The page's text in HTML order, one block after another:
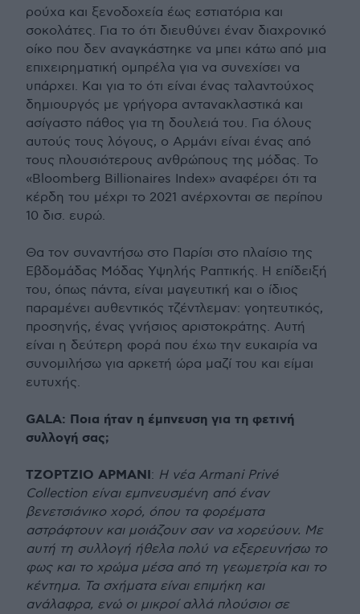
ρούχα και ξενοδοχεία έως εστιατόρια και
σοκολάτες. Για το ότι διευθύνει έναν διαχρονικό
οίκο που δεν αναγκάστηκε να μπει κάτω από μια
επιχειρηματική ομπρέλα για να συνεχίσει να
υπάρχει. Και για το ότι είναι ένας ταλαντούχος
δημιουργός με γρήγορα αντανακλαστικά και
ασίγαστο πάθος για τη δουλειά του. Για όλους
αυτούς τους λόγους, ο Αρμάνι είναι ένας από
τους πλουσιότερους ανθρώπους της μόδας. Το
«Bloomberg Billionaires Index» αναφέρει ότι τα
κέρδη του μέχρι το 2021 ανέρχονται σε περίπου
10 δισ. ευρώ.
Θα τον συναντήσω στο Παρίσι στο πλαίσιο της
Εβδομάδας Μόδας Υψηλής Ραπτικής. Η επίδειξή
του, όπως πάντα, είναι μαγευτική και ο ίδιος
παραμένει αυθεντικός τζέντλεμαν: γοητευτικός,
προσηνής, ένας γνήσιος αριστοκράτης. Αυτή
είναι η δεύτερη φορά που έχω την ευκαιρία να
συνομιλήσω για αρκετή ώρα μαζί του και είμαι
ευτυχής.
GALA: Ποια ήταν η έμπνευση για τη φετινή
συλλογή σας;
ΤΖΟΡΤΖΙΟ ΑΡΜΑΝΙ: Η νέα Armani Privé
Collection είναι εμπνευσμένη από έναν
βενετσιάνικο χορό, όπου τα φορέματα
αστράφτουν και μοιάζουν σαν να χορεύουν. Με
αυτή τη συλλογή ήθελα πολύ να εξερευνήσω το
φως και το χρώμα μέσα από τη γεωμετρία και το
κέντημα. Τα σχήματα είναι επιμήκη και
ανάλαφρα, ενώ οι μικροί αλλά πλούσιοι σε